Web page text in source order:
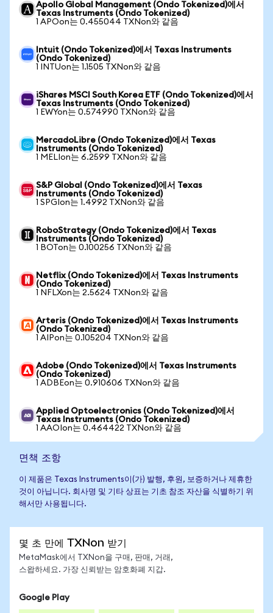
Apollo Global Management (Ondo Tokenized)에서
Texas Instruments (Ondo Tokenized)
1 APOon는 0.455044 TXNon와 같음
Intuit (Ondo Tokenized)에서 Texas Instruments
(Ondo Tokenized)
1 INTUon는 1.1505 TXNon와 같음
iShares MSCI South Korea ETF (Ondo Tokenized)에서
Texas Instruments (Ondo Tokenized)
1 EWYon는 0.574990 TXNon와 같음
MercadoLibre (Ondo Tokenized)에서 Texas
Instruments (Ondo Tokenized)
1 MELIon는 6.2599 TXNon와 같음
S&P Global (Ondo Tokenized)에서 Texas
Instruments (Ondo Tokenized)
1 SPGIon는 1.4992 TXNon와 같음
RoboStrategy (Ondo Tokenized)에서 Texas
Instruments (Ondo Tokenized)
1 BOTon는 0.100256 TXNon와 같음
Netflix (Ondo Tokenized)에서 Texas Instruments
(Ondo Tokenized)
1 NFLXon는 2.5624 TXNon와 같음
Arteris (Ondo Tokenized)에서 Texas Instruments
(Ondo Tokenized)
1 AIPon는 0.105204 TXNon와 같음
Adobe (Ondo Tokenized)에서 Texas Instruments
(Ondo Tokenized)
1 ADBEon는 0.910606 TXNon와 같음
Applied Optoelectronics (Ondo Tokenized)에서
Texas Instruments (Ondo Tokenized)
1 AAOIon는 0.464422 TXNon와 같음
면책 조항
이 제품은 Texas Instruments이(가) 발행, 후원, 보증하거나 제휴한
것이 아닙니다. 회사명 및 기타 상표는 기초 참조 자산을 식별하기 위
해서만 사용됩니다.
몇 초 만에 TXNon 받기
MetaMask에서 TXNon을 구매, 판매, 거래,
스왑하세요. 가장 신뢰받는 암호화폐 지갑.
Google Play